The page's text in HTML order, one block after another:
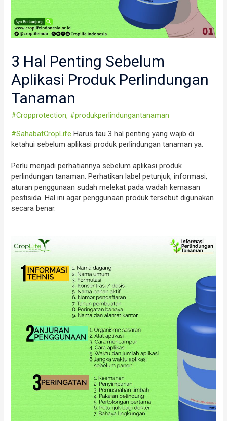
3 Hal Penting Sebelum
Aplikasi Produk Perlindungan
Tanaman
#Cropprotection, #produkperlindungantanaman
#SahabatCropLife Harus tau 3 hal penting yang wajib di
ketahui sebelum aplikasi produk perlindungan tanaman ya.
Perlu menjadi perhatiannya sebelum aplikasi produk
perlindungan tanaman. Perhatikan label petunjuk, informasi,
aturan penggunaan sudah melekat pada wadah kemasan
pestisida. Hal ini agar penggunaan produk tersebut digunakan
secara benar.